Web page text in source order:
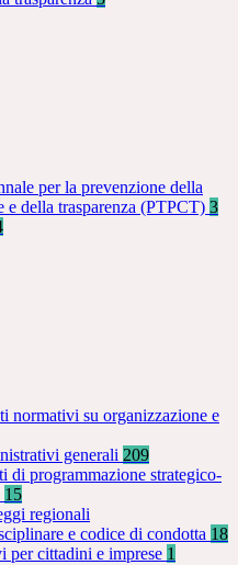
per la prevenzione della
e della trasparenza (PTPCT) 3
normativi su organizzazione e
generali 209
di programmazione strategico-
15
regionali
e codice di condotta 18
per cittadini e imprese 1